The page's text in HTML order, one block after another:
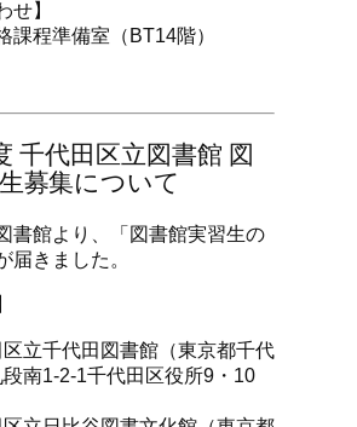
せ】
課程準備室（BT14階）
千代田区立図書館 図
募集について
書館より、「図書館実習生の
届きました。
立千代田図書館（東京都千代
段南1-2-1千代田区役所9・10